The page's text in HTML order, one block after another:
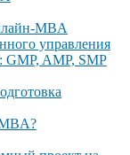
MBA
управления
GMP, AMP, SMP